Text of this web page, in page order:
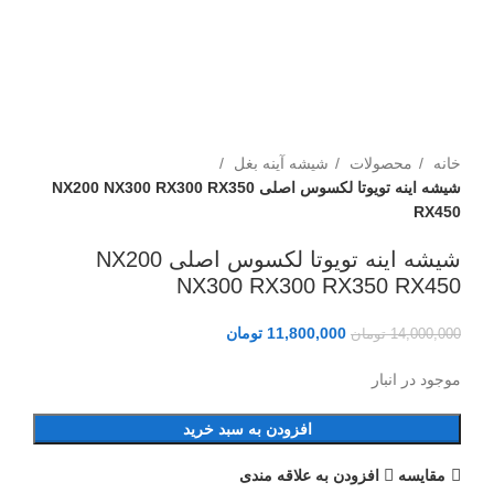
خانه محصولات
شیشه آینه بغل
شیشه اینه تویوتا لکسوس اصلی NX200 NX300 RX300 RX350
RX450
شیشه اینه تویوتا لکسوس اصلی NX200
NX300 RX300 RX350 RX450
14,000,000 تومان 11,800,000 تومان
موجود در انبار
افزودن به سبد خرید
مقایسه افزودن به علاقه مندی